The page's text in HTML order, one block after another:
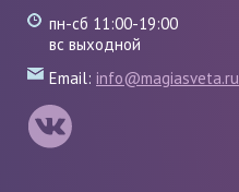
пн-сб 11:00-19:00
вс выходной
Email: info@magiasveta.ru